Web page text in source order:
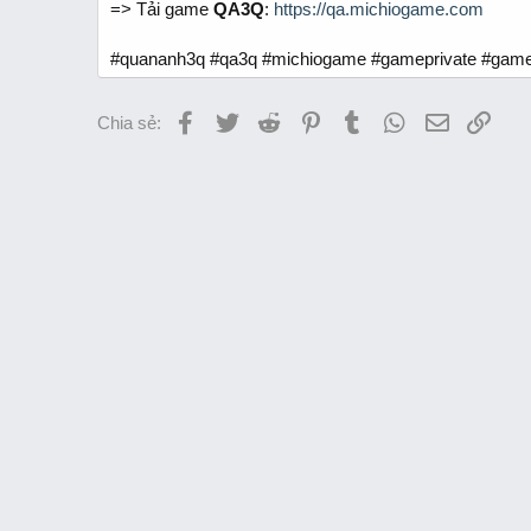
=> Tải game QA3Q: https://qa.michiogame.com
#quananh3q #qa3q #michiogame #gameprivate
Chia sẻ: Facebook
TwitterReddit PinterestTumblr WhatsApp
EmailLink